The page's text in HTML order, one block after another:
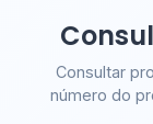
Consultar
número do